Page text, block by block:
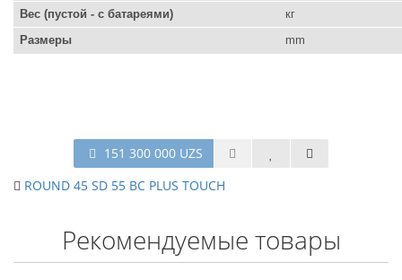
Вес (пустой - с батареями)
кг
Размеры
mm
151 300 000 UZS
ROUND 45 SD 55 BC PLUS TOUCH
Рекомендуемые товары